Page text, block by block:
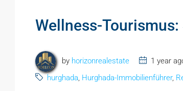
Wellness-
by horizonrealestate
1 year
hurghada, Hurghada-Immobilienführer,